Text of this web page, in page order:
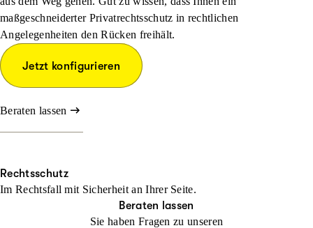
maßgeschneiderter Privatrechtsschutz in rechtlichen
Angelegenheiten den Rücken freihält.
Jetzt konfigurieren
Beraten lassen
Rechtsschutz
Im Rechtsfall mit Sicher­heit an Ihrer Seite.
Beraten lassen
Sie haben Fragen zu unseren